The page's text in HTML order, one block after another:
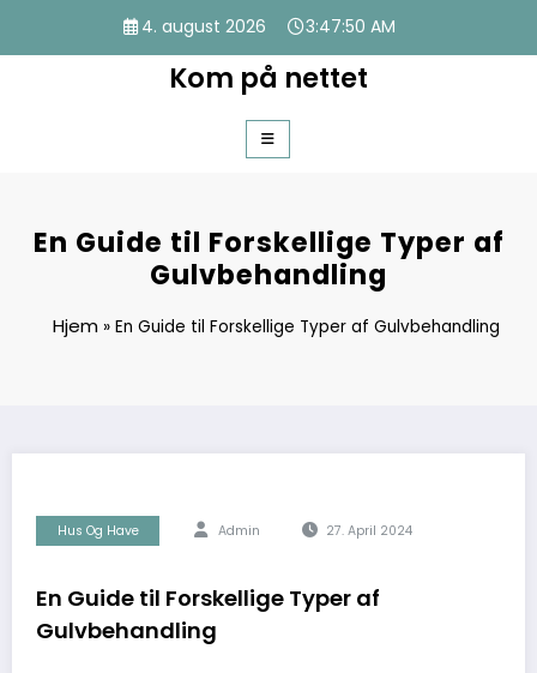
indhold
4. august 2026 3:47:50 AM
Kom på nettet
En Guide til Forskellige Typer af
Gulvbehandling
Hjem »En Guide til Forskellige Typer af Gulvbehandling
Hus Og Have Admin 27. April 2024
En Guide til Forskellige Typer af
Gulvbehandling